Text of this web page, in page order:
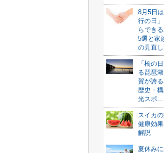
8月5日
行の日
らでき
5選と家
の見直
「橋の
る琵琶
賀が誇
歴史・
光スポ...
スイカ
健康効
解説
夏休み